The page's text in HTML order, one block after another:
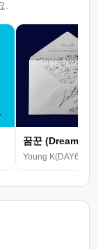
꿈꾼 (Dreamer)
Young K(DAY6)